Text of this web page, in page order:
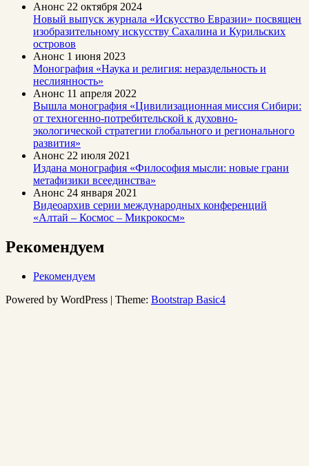
Анонс 22 октября 2024
Новый выпуск журнала «Искусство Евразии» посвящен
изобразительному искусству Сахалина и Курильских
островов
Анонс 1 июня 2023
Монография «Наука и религия: нераздельность и
неслиянность»
Анонс 11 апреля 2022
Вышла монография «Цивилизационная миссия Сибири:
от техногенно-потребительской к духовно-
экологической стратегии глобального и регионального
развития»
Анонс 22 июля 2021
Издана монография «Философия мысли: новые грани
метафизики всеединства»
Анонс 24 января 2021
Видеоархив серии международных конференций
«Алтай – Космос – Микрокосм»
Рекомендуем
Рекомендуем
Powered by WordPress | Theme: Bootstrap Basic4